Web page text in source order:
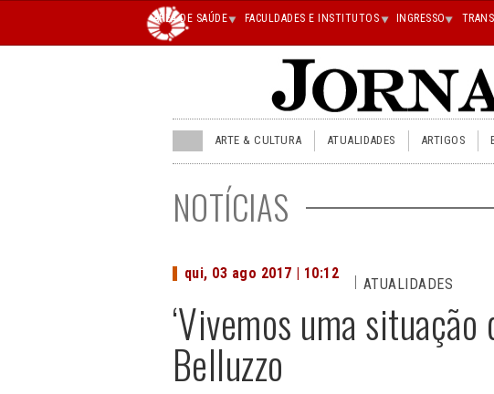
Main
superior
ÁREA DE SAÚDE FACULDADES E INSTITUTOS INGRESSO
JU
menu
superior
ARTE & CULTURA ATUALIDADES ARTIGOS
NOTÍCIAS
‘Vivemos uma
Belluzzo
qui, 03 ago 2017 | 10:12
ATUALIDADES